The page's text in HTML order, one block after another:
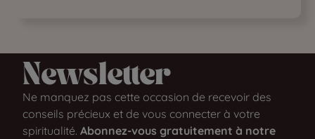
Newsletter​
Ne manquez pas cette occasion de recevoir des
conseils précieux et de vous connecter à votre
spiritualité.Abonnez-vous gratuitement à notre